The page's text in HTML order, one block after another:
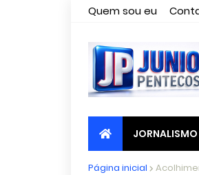
Quem sou eu
JORNALISMO
Página inicial